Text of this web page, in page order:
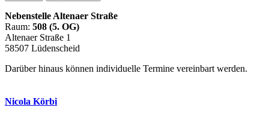
Nebenstelle Altenaer Straße
Raum: 508 (5. OG)
Altenaer Straße 1
58507 Lüdenscheid
Darüber hinaus können individuelle Termine vereinbart werden.
Nicola Körbi